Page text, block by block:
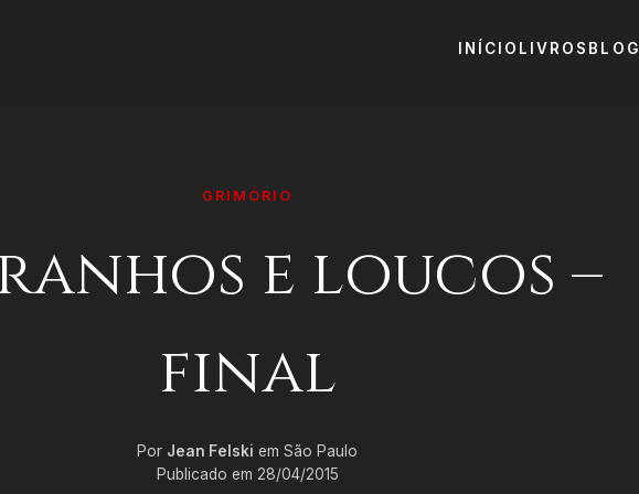
INÍCIO LIVROS BLOG
GRIMÓRIO
e loucos –
final
Por Jean Felski em São Paulo
Publicado em 28/04/2015